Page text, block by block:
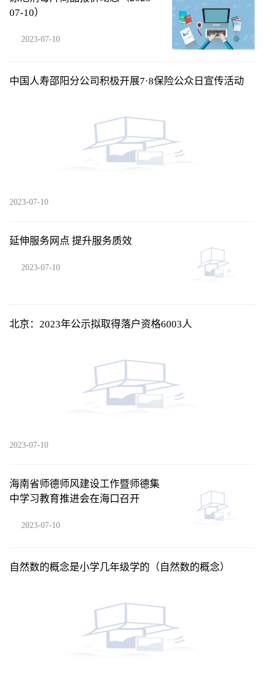
07-10）
2023-07-10
中国人寿邵阳分公司积极开展7·8保险公众日宣传活动
2023-07-10
延伸服务网点 提升服务质效
2023-07-10
北京：2023年公示拟取得落户资格6003人
2023-07-10
海南省师德师风建设工作暨师德集
中学习教育推进会在海口召开
2023-07-10
自然数的概念是小学几年级学的（自然数的概念）